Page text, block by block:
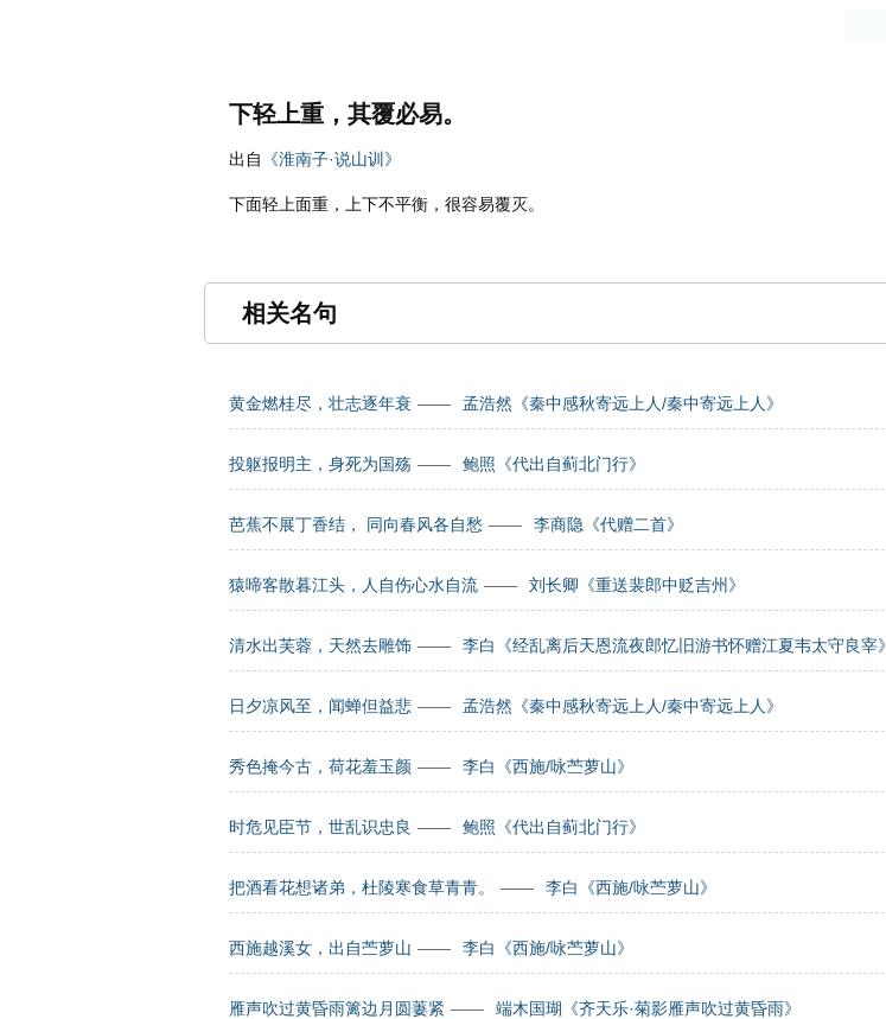
下轻上重，其覆必易。
出自 《淮南子·说山训》
下面轻上面重，上下不平衡，很容易覆灭。
相关名句
黄金燃桂尽，壮志逐年衰 —— 孟浩然《秦中感秋寄远上人/秦中寄远上人》
投躯报明主，身死为国殇 —— 鲍照《代出自蓟北门行》
芭蕉不展丁香结， 同向春风各自愁 —— 李商隐《代赠二首》
猿啼客散暮江头，人自伤心水自流 —— 刘长卿《重送裴郎中贬吉州》
清水出芙蓉，天然去雕饰 —— 李白《经乱离后天恩流夜郎忆旧游书怀赠江夏韦太守良宰》
日夕凉风至，闻蝉但益悲 —— 孟浩然《秦中感秋寄远上人/秦中寄远上人》
秀色掩今古，荷花羞玉颜 —— 李白《西施/咏苎萝山》
时危见臣节，世乱识忠良 —— 鲍照《代出自蓟北门行》
把酒看花想诸弟，杜陵寒食草青青。 —— 李白《西施/咏苎萝山》
西施越溪女，出自苎萝山 —— 李白《西施/咏苎萝山》
雁声吹过黄昏雨篱边月圆萋紧 —— 端木国瑚《齐天乐·菊影雁声吹过黄昏雨》